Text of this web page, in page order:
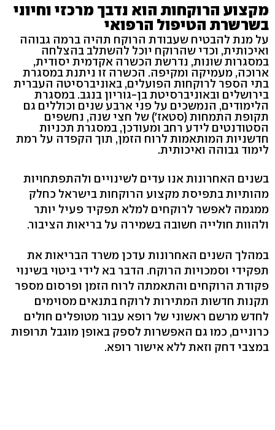
מקצוע הרוקחות הוא נדבך מרכזי וחיוני
בשרשרת הטיפול הרפואי
על מנת להבטיח שעבודת הרוקח תהיה ברמה גבוהה
ואיכותית, וכדי שהרוקח יוכל להשתלב בהצלחה
במסגרות שונות, נדרשת הכשרה אקדמית יסודית,
ארוכה, מעמיקה ומקיפה. הכשרה זו ניתנת במסגרת
בתי הספר לרוקחות הפועלים, באוניברסיטה העברית
בירושלים ובאוניברסיטת בן-גוריון בנגב. במסגרת
הלימודים, הנמשכים על פני ארבע שנים וכוללים גם
תקופת התמחות (סטאז') של חצי שנה, נחשפים
הסטודנטים לידע רחב ומעודכן, במסגרת תכניות
חדשניות המותאמות לרוח הזמן, תוך הקפדה על רמת
לימוד גבוהה ואיכותית.
בשנים האחרונות אנו עדים לשינויים ולהתפתחויות
מהותיות בתפיסת מקצוע הרוקחות בישראל כחלק
ממגמה לאפשר לרוקחים למלא תפקיד פעיל יותר
ולהוות חולייה חשובה בשמירה על בריאות הציבור.
במהלך השנים האחרונות עדכן משרד הבריאות את
תפקידי וסמכויות הרוקח. הדבר בא לידי ביטוי בשינוי
פקודת הרוקחים והתאמתה לרוח הזמן ופרסום מספר
תקנות חדשות המתירות לרוקח בתנאים מסוימים
לחדש מרשם ראשוני של רופא עבור מטופלים חולים
כרוניים, כמו גם האפשרות לספק באופן מוגבל תרופות
במצבי דחק וזאת ללא אישור רופא.